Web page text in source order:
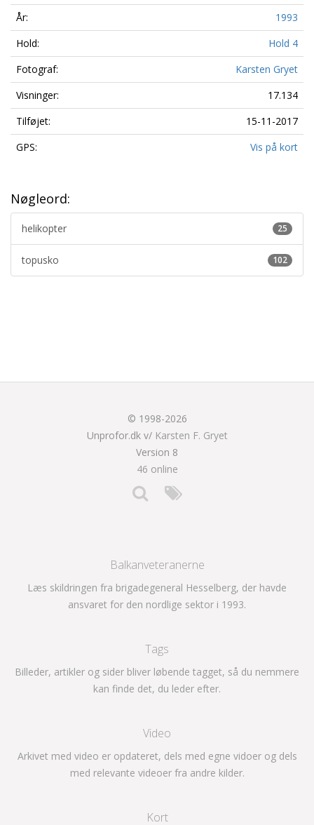
År:
1993
Hold:
Hold 4
Fotograf:
Karsten Gryet
Visninger:
17.134
Tilføjet:
15-11-2017
GPS:
Vis på kort
Nøgleord:
25
helikopter
102
topusko
© 1998-2026
Unprofor.dk v/ Karsten F. Gryet
Version 8
46 online
Balkanveteranerne
Læs skildringen fra brigadegeneral Hesselberg, der havde
ansvaret for den nordlige sektor i 1993.
Tags
Billeder, artikler og sider bliver løbende tagget, så du nemmere
kan finde det, du leder efter.
Video
Arkivet med video er opdateret, dels med egne vidoer og dels
med relevante videoer fra andre kilder.
Kort